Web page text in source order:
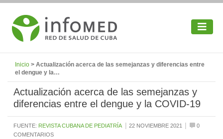
Inicio > Actualización acerca de las semejanzas y diferencias entre
el dengue y la…
Actualización acerca de las semejanzas y
diferencias entre el dengue y la COVID-19
FUENTE: REVISTA CUBANA DE PEDIATRÍA | 22 NOVIEMBRE 2021 |
0
COMENTARIOS